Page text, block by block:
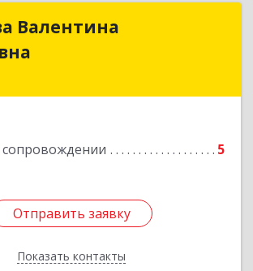
Валентина
5
Отправить заявку
Показать контакты
Миронова Валентина
Отправить заявку
Назад